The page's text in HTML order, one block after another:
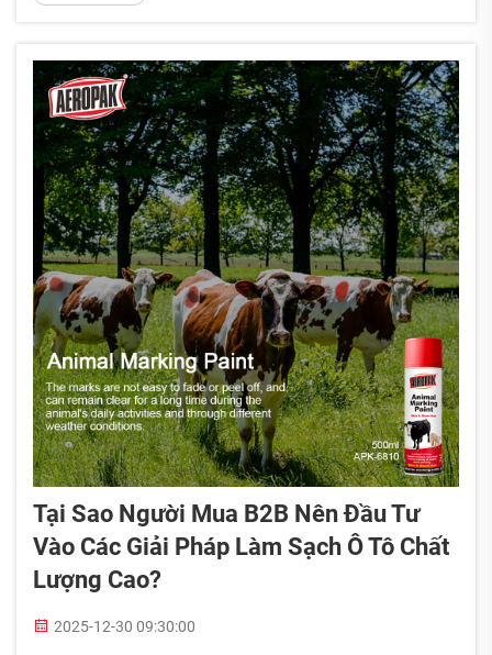
Tại Sao Người Mua B2B Nên Đầu Tư
Vào Các Giải Pháp Làm Sạch Ô Tô Chất
Lượng Cao?
2025-12-30 09:30:00